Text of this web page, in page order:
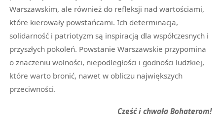
Warszawskim, ale również do refleksji nad wartościami,
które kierowały powstańcami. Ich determinacja,
solidarność i patriotyzm są inspiracją dla współczesnych i
przyszłych pokoleń. Powstanie Warszawskie przypomina
o znaczeniu wolności, niepodległości i godności ludzkiej,
które warto bronić, nawet w obliczu największych
przeciwności.
Cześć i chwała Bohaterom!